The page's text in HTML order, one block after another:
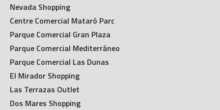
Nevada Shopping
Centre Comercial Mataró Parc
Parque Comercial Gran Plaza
Parque Comercial Mediterráneo
Parque Comercial Las Dunas
El Mirador Shopping
Las Terrazas Outlet
Dos Mares Shopping